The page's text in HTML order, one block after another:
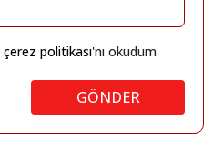
çerez politikası'nı okudum
GÖNDER